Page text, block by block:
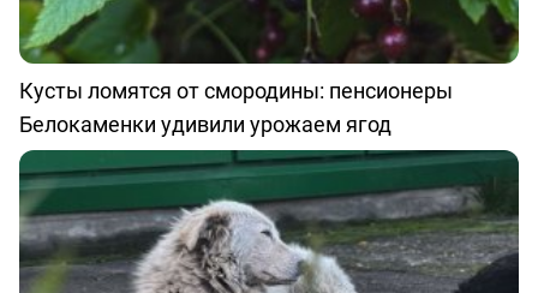
Кусты ломятся от смородины: пенсионеры
Белокаменки удивили урожаем ягод